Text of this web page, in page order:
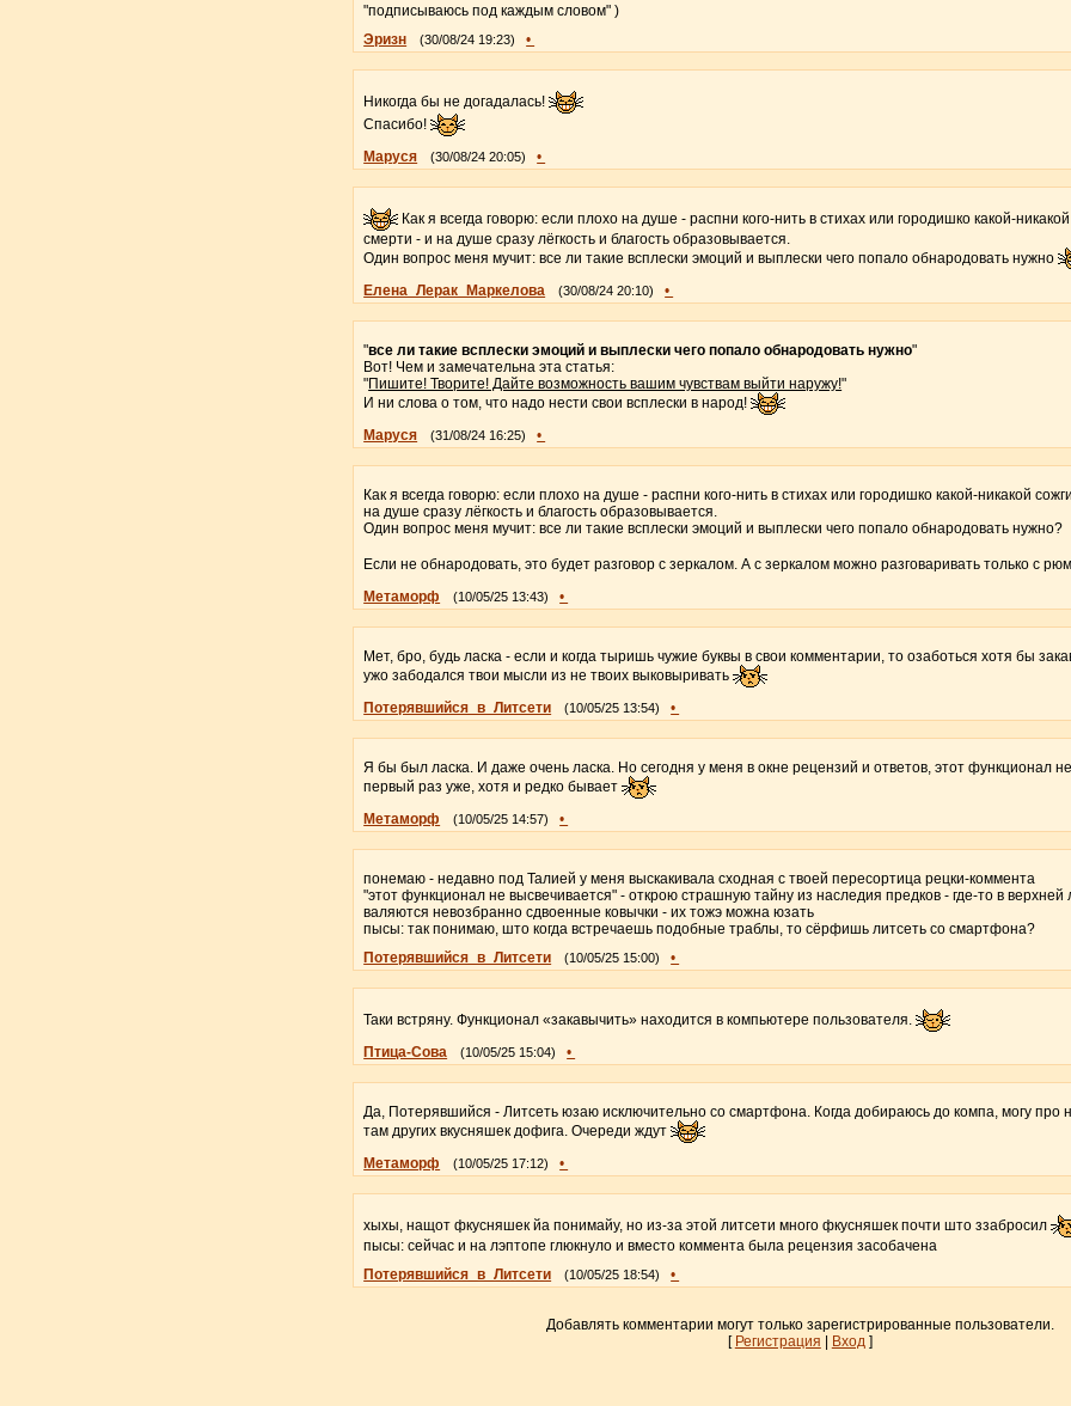
"подписываюсь под каждым словом" )
Эризн
(30/08/24 19:23) •
Никогда бы не догадалась!
Спасибо!
Маруся
(30/08/24 20:05) •
Как я всегда говорю: если плохо на душе - распни кого-нить в стихах или городишко какой-
смерти - и на душе сразу лёгкость и благость образовывается.
Один вопрос меня мучит: все ли такие всплески эмоций и выплески чего попало обнародовать нужно
Елена_Лерак_Маркелова
(30/08/24 20:10) •
"все ли такие всплески эмоций и выплески чего попало обнародовать нужно"
Вот! Чем и замечательна эта статья:
"Пишите! Творите! Дайте возможность вашим чувствам выйти наружу!"
И ни слова о том, что надо нести свои всплески в народ!
Маруся
(31/08/24 16:25) •
Как я всегда говорю: если плохо на душе - распни кого-нить в стихах или городишко какой-никакой
на душе сразу лёгкость и благость образовывается.
Один вопрос меня мучит: все ли такие всплески эмоций и выплески чего попало обнародовать нужно?
Если не обнародовать, это будет разговор с зеркалом. А с зеркалом можно разговаривать только с
Метаморф
(10/05/25 13:43) •
Мет, бро, будь ласка - если и когда тыришь чужие буквы в свои комментарии, то озаботься хотя бы
ужо забодался твои мысли из не твоих выковыривать
Потерявшийся_в_Литсети
(10/05/25 13:54) •
Я бы был ласка. И даже очень ласка. Но сегодня у меня в окне рецензий и ответов, этот функционал
первый раз уже, хотя и редко бывает
Метаморф
(10/05/25 14:57) •
понемаю - недавно под Талией у меня выскакивала сходная с твоей пересортица рецки-коммента
"этот функционал не высвечивается" - открою страшную тайну из наследия предков - где-то в
валяются невозбранно сдвоенные ковычки - их тожэ можна юзать
пысы: так понимаю, што когда встречаешь подобные траблы, то сёрфишь литсеть со смартфона?
Потерявшийся_в_Литсети
(10/05/25 15:00) •
Таки встряну. Функционал «закавычить» находится в компьютере пользователя.
Птица-Сова
(10/05/25 15:04) •
Да, Потерявшийся - Литсеть юзаю исключительно со смартфона. Когда добираюсь до компа, могу про
там других вкусняшек дофига. Очереди ждут
Метаморф
(10/05/25 17:12) •
хыхы, нащот фкусняшек йа понимайу, но из-за этой литсети много фкусняшек почти што ззабросил
пысы: сейчас и на лэптопе глюкнуло и вместо коммента была рецензия засобачена
Потерявшийся_в_Литсети
(10/05/25 18:54) •
Добавлять комментарии могут только зарегистрированные пользователи.
[ Регистрация | Вход ]